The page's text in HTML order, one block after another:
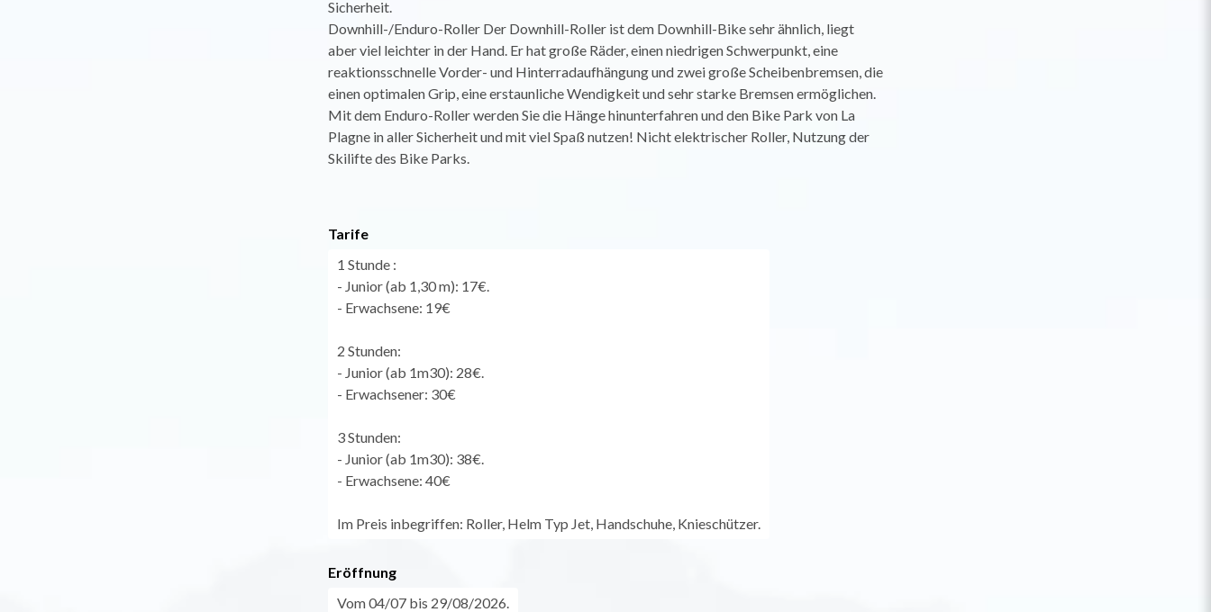
Sicherheit.
Downhill-/Enduro-Roller Der Downhill-Roller ist dem Downhill-Bike sehr ähnlich, liegt
aber viel leichter in der Hand. Er hat große Räder, einen niedrigen Schwerpunkt, eine
reaktionsschnelle Vorder- und Hinterradaufhängung und zwei große Scheibenbremsen, die
einen optimalen Grip, eine erstaunliche Wendigkeit und sehr starke Bremsen ermöglichen.
Mit dem Enduro-Roller werden Sie die Hänge hinunterfahren und den Bike Park von La
Plagne in aller Sicherheit und mit viel Spaß nutzen! Nicht elektrischer Roller, Nutzung der
Skilifte des Bike Parks.
Tarife
1 Stunde :
- Junior (ab 1,30 m): 17€.
- Erwachsene: 19€
2 Stunden:
- Junior (ab 1m30): 28€.
- Erwachsener: 30€
3 Stunden:
- Junior (ab 1m30): 38€.
- Erwachsene: 40€
Im Preis inbegriffen: Roller, Helm Typ Jet, Handschuhe, Knieschützer.
Eröffnung
Vom 04/07 bis 29/08/2026.